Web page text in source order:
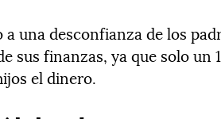
una desconfianza de los
sus finanzas, ya que solo un
el dinero.